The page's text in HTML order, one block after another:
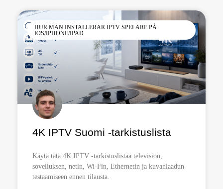
HUR MAN INSTALLERAR IPTV-SPELARE PÅ
IOS/IPHONE/IPAD
4K IPTV Suomi -tarkistuslista
Käytä tätä 4K IPTV -tarkistuslistaa television,
sovelluksen, netin, Wi-Fin, Ethernetin ja kuvanlaadun
testaamiseen ennen tilausta.